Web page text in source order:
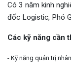
Có 3 năm kinh
đốc Logistic, Phó
Các kỹ năng cần
- Kỹ năng quản trị